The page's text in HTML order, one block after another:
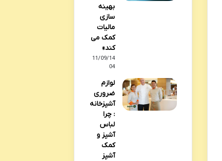
بهینه
سازی
مالیات
کمک می
کند»
11/09/14
04
لوازم
ضروری
آشپزخانه
: چرا
لباس
آشپز و
کمک
آشپز